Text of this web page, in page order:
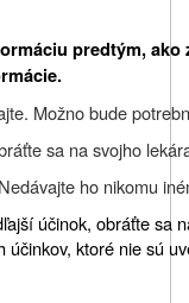
predtým, ako
Možno bude
sa na svojho
ho nikomu
účinok, obráťte sa
účinkov, ktoré nie sú